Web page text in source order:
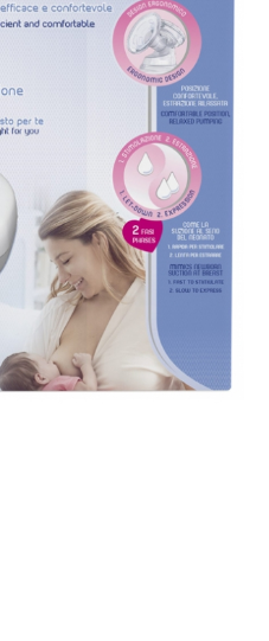
Añadir
a la
lista de
deseos